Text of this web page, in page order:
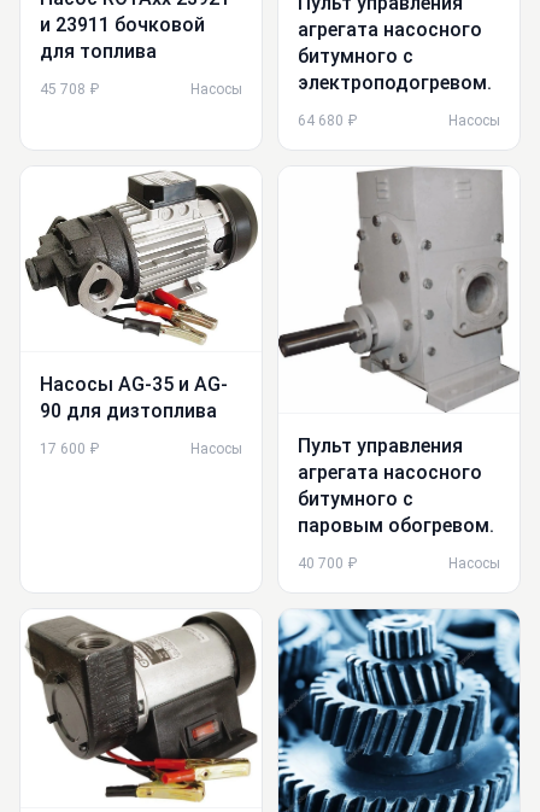
и 23911 бочковой
для топлива
45 708 ₽ Насосы
агрегата насосного
битумного c
электроподогревом.
64 680 ₽ Насосы
Насосы AG-35 и AG-
90 для дизтоплива
17 600 ₽ Насосы
Пульт управления
агрегата насосного
битумного с
паровым обогревом.
40 700 ₽ Насосы